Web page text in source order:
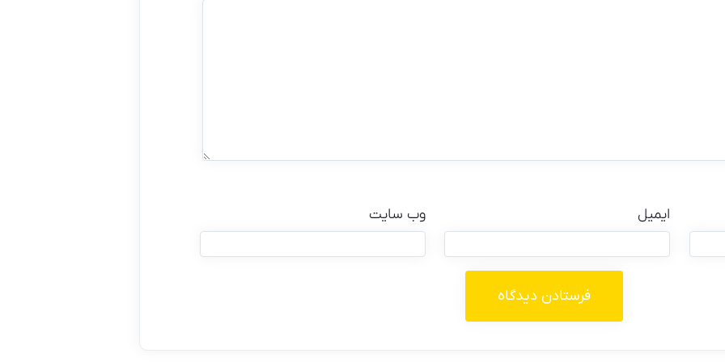
ایمیل وب‌ سایت